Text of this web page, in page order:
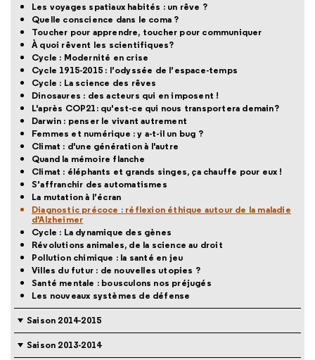
Les voyages spatiaux habités : un rêve ?
Quelle conscience dans le coma ?
Toucher pour apprendre, toucher pour communiquer
À quoi rêvent les scientifiques?
Cycle : Modernité en crise
Cycle 1915-2015 : l’odyssée de l’espace-temps
Cycle : La science des rêves
Dinosaures : des acteurs qui en imposent !
L'après COP21: qu'est-ce qui nous transportera demain?
Darwin : penser le vivant autrement
Femmes et numérique : y a-t-il un bug ?
Climat : d'une génération à l'autre
Quand la mémoire flanche
Climat : éléphants et grands singes, ça chauffe pour eux !
S’affranchir des automatismes
La mutation à l’écran
Diagnostic précoce : réflexion éthique autour de la maladie
d'Alzheimer
Cycle : La dynamique des gènes
Révolutions animales, de la science au droit
Pollution chimique : la santé en jeu
Villes du futur : de nouvelles utopies ?
Santé mentale : bousculons nos préjugés
Les nouveaux systèmes de défense
Saison 2014-2015
Saison 2013-2014